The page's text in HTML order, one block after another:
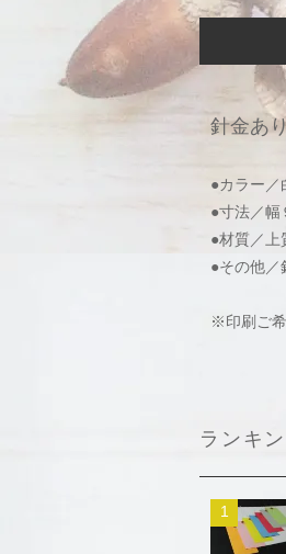
針金あ
●カラー
●寸法／
●材質／
●その他
※印刷ご
ランキ
1